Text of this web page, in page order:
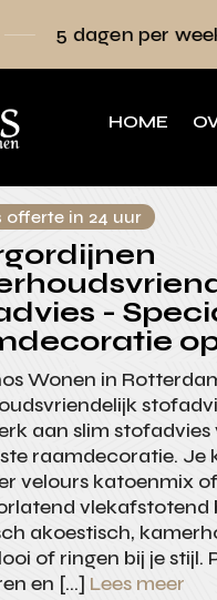
week geopend
HOME
offerte in 24 uur
-
Wonen in
aan slim stofadvies
raamdecoratie. Je
velours katoenmix
vlekafstotend
akoestisch,
of ringen bij je stijl.
en […] Lees meer